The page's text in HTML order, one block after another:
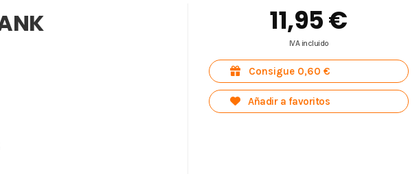
11,95 €
IVA incluido
Consigue 0,60 €
Añadir a favoritos